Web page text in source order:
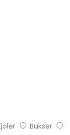
Bukser